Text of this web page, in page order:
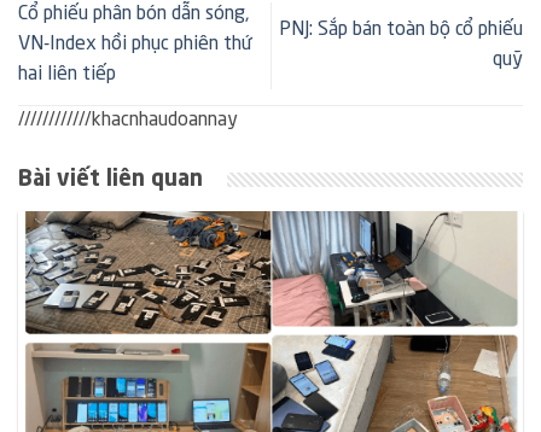
Cổ phiếu phân bón dẫn sóng,
VN-Index hồi phục phiên thứ
hai liên tiếp
PNJ: Sắp bán toàn bộ cổ phiếu
quỹ
////////////khacnhaudoannay
Bài viết liên quan